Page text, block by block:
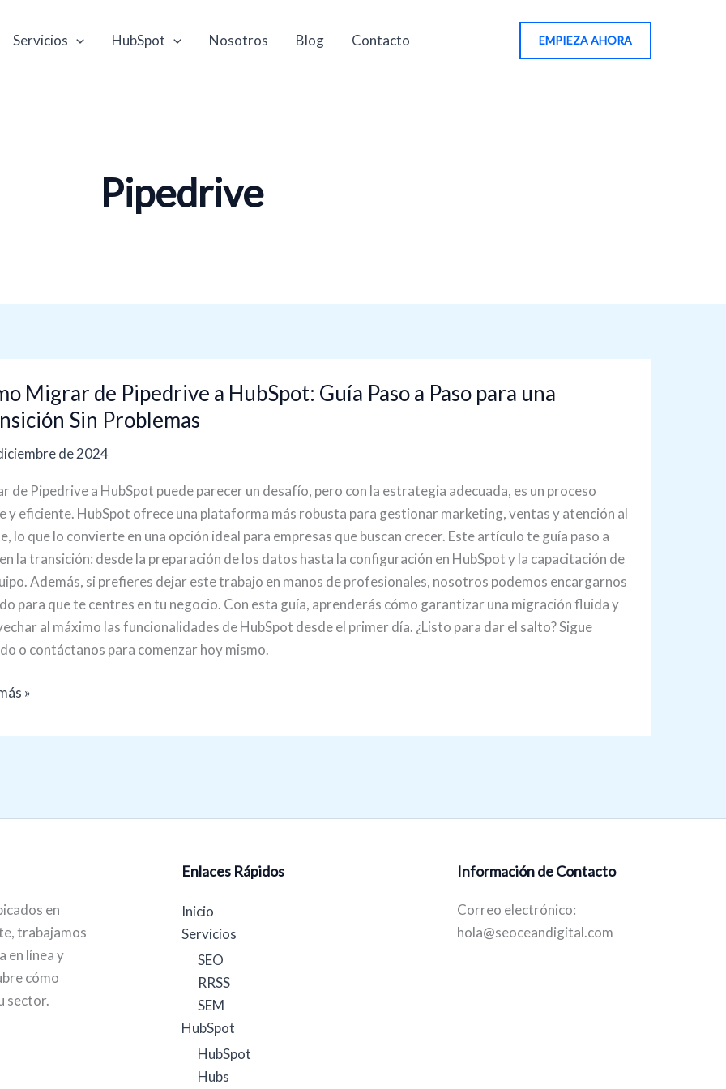
Servicios HubSpot Nosotros Blog Contacto EMPIEZA AHORA
Pipedrive
Migrar de Pipedrive a HubSpot: Guía Paso a Paso para una
Sin Problemas
de 2024
de Pipedrive a HubSpot puede parecer un desafío, pero con la estrategia adecuada, es un proceso
y eficiente. HubSpot ofrece una plataforma más robusta para gestionar marketing, ventas y atención al
lo que lo convierte en una opción ideal para empresas que buscan crecer. Este artículo te guía paso a
la transición: desde la preparación de los datos hasta la configuración en HubSpot y la capacitación de
Además, si prefieres dejar este trabajo en manos de profesionales, nosotros podemos encargarnos
para que te centres en tu negocio. Con esta guía, aprenderás cómo garantizar una migración fluida y
al máximo las funcionalidades de HubSpot desde el primer día. ¿Listo para dar el salto? Sigue
o contáctanos para comenzar hoy mismo.
»
en
trabajamos
en línea y
cómo
sector.
Enlaces Rápidos
Inicio
Servicios
SEO
RRSS
SEM
HubSpot
HubSpot
Hubs
Información de Contacto
Correo electrónico:
hola@seoceandigital.com